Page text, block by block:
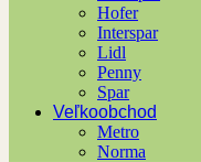
Hofer
Interspar
Lidl
Penny
Spar
Veľkoobchod
Metro
Norma